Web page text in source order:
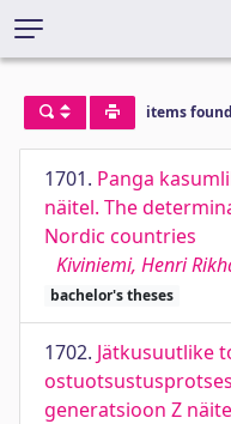
items
1701. Panga
näitel. The
Nordic countries
Kiviniemi, Henri
bachelor's theses
1702. Jätkusuutlike
generatsioon Z